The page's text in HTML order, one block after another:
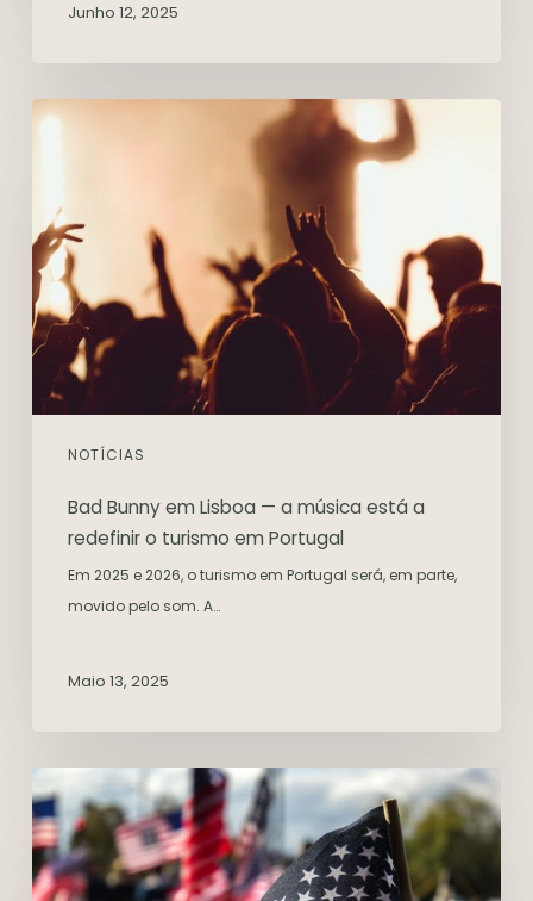
Junho 12, 2025
NOTÍCIAS
Bad Bunny em Lisboa — a música está a
redefinir o turismo em Portugal
Em 2025 e 2026, o turismo em Portugal será, em parte,
movido pelo som. A…
Maio 13, 2025